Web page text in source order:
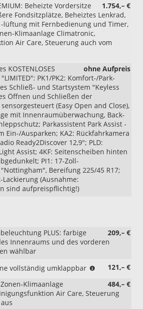
1.754,– €
Beheizte Vordersitze
Fondsitzplätze, Beheiztes Lenkrad,
lüftung mit Fernbedienung und Timer,
Klimaanlage Climatronic,
Air Care, Steuerung auch vom
ohne Aufpreis
KOSTENLOSES
PK1/PK2: Komfort-/Park-
Schließ- und Startsystem "Keyless
Öffnen und Schließen der
(Easy Open and Close),
mit Innenraumüberwachung, Back-
Parkassistent Park Assist -
Ein-/Ausparken; KA2: Rückfahrkamera
Ready2Discover 12,9"; PLD:
Assist; 4KF: Seitenscheiben hinten
PI1: 17-Zoll-
Bereifung 225/45 R17;
(Ausnahme:
sind aufpreispflichtig!)
209,– €
PLUS: farbige
Innenraums und des vorderen
wählbar
121,– €
vollständig umklappbar
(nicht
PB2
484,– €
Klimaanlage
Air Care, Steuerung